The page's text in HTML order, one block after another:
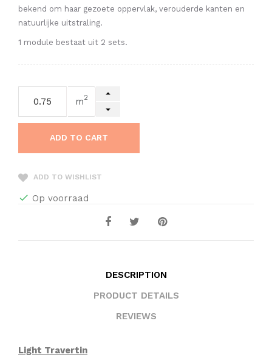
bekend om haar gezoete oppervlak, verouderde kanten en
natuurlijke uitstraling.
1 module bestaat uit 2 sets.
m2
ADD TO CART
ADD TO WISHLIST
Op voorraad
DESCRIPTION
PRODUCT DETAILS
REVIEWS
Light Travertin